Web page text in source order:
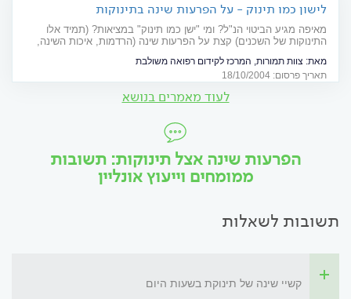
לישון כמו תינוק - על הפרעות שינה בתינוקות
מאיפה מגיע הביטוי הנ"ל? ומי "ישן כמו תינוק" במציאות? (תמיד אלו
התינוקות של השכנים) קצת על הפרעות שינה (הרדמות, איכות השינה,
מאת: צוות תמורות, המרכז לקידום רפואה משולבת
תאריך פרסום: 18/10/2004
לעוד מאמרים בנושא
הפרעות שינה אצל תינוקות: תשובות
ממומחים וייעוץ אונליין
תשובות לשאלות
קשיי שינה של תינוקת בשעות היום